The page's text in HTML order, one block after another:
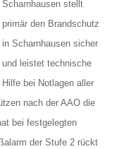
Scharnhausen stellt
primär den Brandschutz
in Scharnhausen sicher
und leistet technische
Hilfe bei Notlagen aller
nach der AAO die
bei festgelegten
der Stufe 2 rückt